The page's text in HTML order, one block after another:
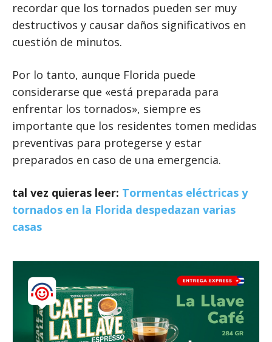
recordar que los tornados pueden ser muy
destructivos y causar daños significativos en
cuestión de minutos.
Por lo tanto, aunque Florida puede
considerarse que «está preparada para
enfrentar los tornados», siempre es
importante que los residentes tomen medidas
preventivas para protegerse y estar
preparados en caso de una emergencia.
tal vez quieras leer: Tormentas eléctricas y
tornados en la Florida despedazan varias
casas